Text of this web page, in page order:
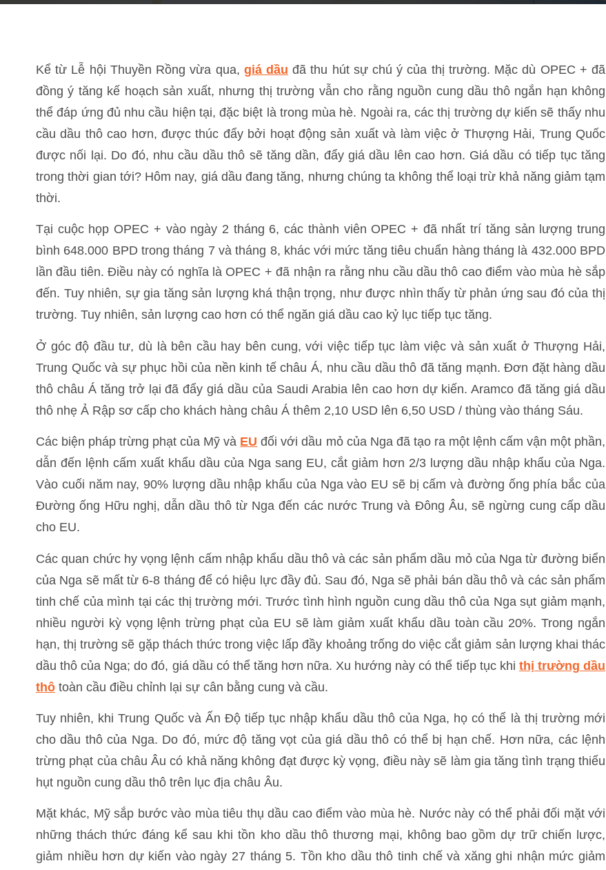
Kể từ Lễ hội Thuyền Rồng vừa qua, giá dầu đã thu hút sự chú ý của thị trường. Mặc dù OPEC + đã
đồng ý tăng kế hoạch sản xuất, nhưng thị trường vẫn cho rằng nguồn cung dầu thô ngắn hạn không
thể đáp ứng đủ nhu cầu hiện tại, đặc biệt là trong mùa hè. Ngoài ra, các thị trường dự kiến sẽ thấy nhu
cầu dầu thô cao hơn, được thúc đẩy bởi hoạt động sản xuất và làm việc ở Thượng Hải, Trung Quốc
được nối lại. Do đó, nhu cầu dầu thô sẽ tăng dần, đẩy giá dầu lên cao hơn. Giá dầu có tiếp tục tăng
trong thời gian tới? Hôm nay, giá dầu đang tăng, nhưng chúng ta không thể loại trừ khả năng giảm tạm
thời.
Tại cuộc họp OPEC + vào ngày 2 tháng 6, các thành viên OPEC + đã nhất trí tăng sản lượng trung
bình 648.000 BPD trong tháng 7 và tháng 8, khác với mức tăng tiêu chuẩn hàng tháng là 432.000 BPD
lần đầu tiên. Điều này có nghĩa là OPEC + đã nhận ra rằng nhu cầu dầu thô cao điểm vào mùa hè sắp
đến. Tuy nhiên, sự gia tăng sản lượng khá thận trọng, như được nhìn thấy từ phản ứng sau đó của thị
trường. Tuy nhiên, sản lượng cao hơn có thể ngăn giá dầu cao kỷ lục tiếp tục tăng.
Ở góc độ đầu tư, dù là bên cầu hay bên cung, với việc tiếp tục làm việc và sản xuất ở Thượng Hải,
Trung Quốc và sự phục hồi của nền kinh tế châu Á, nhu cầu dầu thô đã tăng mạnh. Đơn đặt hàng dầu
thô châu Á tăng trở lại đã đẩy giá dầu của Saudi Arabia lên cao hơn dự kiến. Aramco đã tăng giá dầu
thô nhẹ Ả Rập sơ cấp cho khách hàng châu Á thêm 2,10 USD lên 6,50 USD / thùng vào tháng Sáu.
Các biện pháp trừng phạt của Mỹ và EU đối với dầu mỏ của Nga đã tạo ra một lệnh cấm vận một phần,
dẫn đến lệnh cấm xuất khẩu dầu của Nga sang EU, cắt giảm hơn 2/3 lượng dầu nhập khẩu của Nga.
Vào cuối năm nay, 90% lượng dầu nhập khẩu của Nga vào EU sẽ bị cấm và đường ống phía bắc của
Đường ống Hữu nghị, dẫn dầu thô từ Nga đến các nước Trung và Đông Âu, sẽ ngừng cung cấp dầu
cho EU.
Các quan chức hy vọng lệnh cấm nhập khẩu dầu thô và các sản phẩm dầu mỏ của Nga từ đường biển
của Nga sẽ mất từ 6-8 tháng để có hiệu lực đầy đủ. Sau đó, Nga sẽ phải bán dầu thô và các sản phẩm
tinh chế của mình tại các thị trường mới. Trước tình hình nguồn cung dầu thô của Nga sụt giảm mạnh,
nhiều người kỳ vọng lệnh trừng phạt của EU sẽ làm giảm xuất khẩu dầu toàn cầu 20%. Trong ngắn
hạn, thị trường sẽ gặp thách thức trong việc lấp đầy khoảng trống do việc cắt giảm sản lượng khai thác
dầu thô của Nga; do đó, giá dầu có thể tăng hơn nữa. Xu hướng này có thể tiếp tục khi thị trường dầu
thô toàn cầu điều chỉnh lại sự cân bằng cung và cầu.
Tuy nhiên, khi Trung Quốc và Ấn Độ tiếp tục nhập khẩu dầu thô của Nga, họ có thể là thị trường mới
cho dầu thô của Nga. Do đó, mức độ tăng vọt của giá dầu thô có thể bị hạn chế. Hơn nữa, các lệnh
trừng phạt của châu Âu có khả năng không đạt được kỳ vọng, điều này sẽ làm gia tăng tình trạng thiếu
hụt nguồn cung dầu thô trên lục địa châu Âu.
Mặt khác, Mỹ sắp bước vào mùa tiêu thụ dầu cao điểm vào mùa hè. Nước này có thể phải đối mặt với
những thách thức đáng kể sau khi tồn kho dầu thô thương mại, không bao gồm dự trữ chiến lược,
giảm nhiều hơn dự kiến vào ngày 27 tháng 5. Tồn kho dầu thô tinh chế và xăng ghi nhận mức giảm